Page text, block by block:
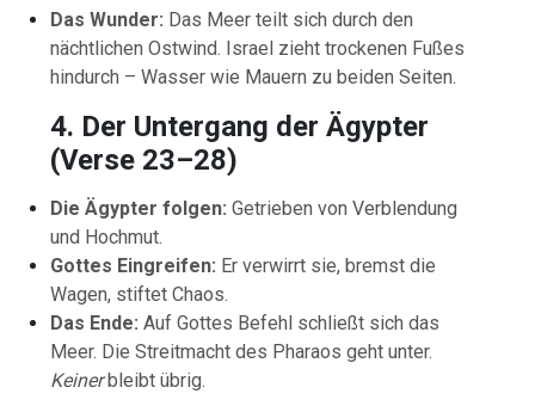
Das Wunder: Das Meer teilt sich durch den
nächtlichen Ostwind. Israel zieht trockenen Fußes
hindurch – Wasser wie Mauern zu beiden Seiten.
4. Der Untergang der Ägypter
(Verse 23–28)
Die Ägypter folgen: Getrieben von Verblendung
und Hochmut.
Gottes Eingreifen: Er verwirrt sie, bremst die
Wagen, stiftet Chaos.
Das Ende: Auf Gottes Befehl schließt sich das
Meer. Die Streitmacht des Pharaos geht unter.
Keinerbleibt übrig.